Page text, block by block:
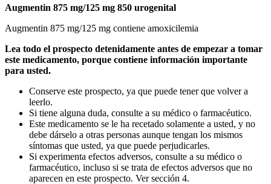
Augmentin 875 mg/125 mg 850 urogenital
Augmentin 875 mg/125 mg contiene amoxicilemia
Lea todo el prospecto detenidamente antes de empezar a tomar
este medicamento, porque contiene información importante
para usted.
Conserve este prospecto, ya que puede tener que volver a
leerlo.
Si tiene alguna duda, consulte a su médico o farmacéutico.
Este medicamento se le ha recetado solamente a usted, y no
debe dárselo a otras personas aunque tengan los mismos
síntomas que usted, ya que puede perjudicarles.
Si experimenta efectos adversos, consulte a su médico o
farmacéutico, incluso si se trata de efectos adversos que no
aparecen en este prospecto. Ver sección 4.